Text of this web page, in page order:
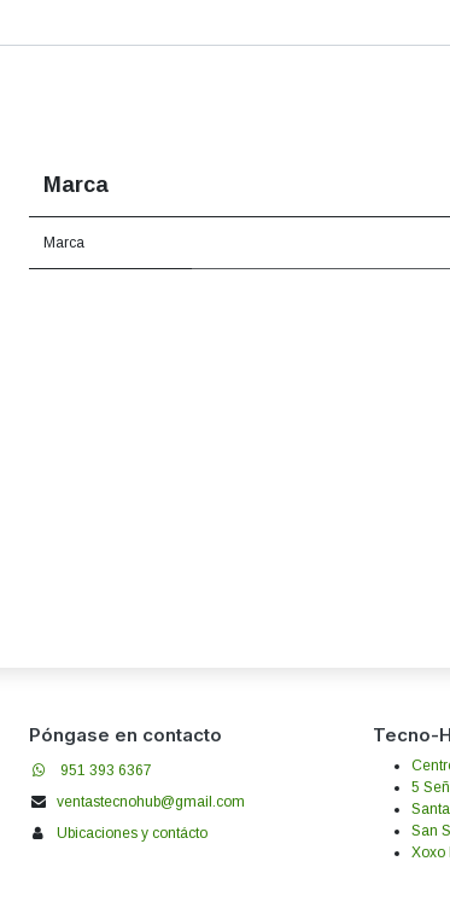
Marca
Marca
Póngase en contacto
951 393 6367
ventastecnohub@gmail.com
Ubicaciones y contácto
Tecno-
5
San
Xoxo